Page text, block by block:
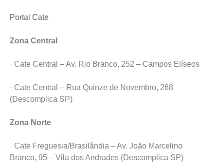
Portal Cate
Zona Central
· Cate Central – Av. Rio Branco, 252 – Campos Elíseos
· Cate Central – Rua Quinze de Novembro, 268
(Descomplica SP)
Zona Norte
· Cate Freguesia/Brasilândia – Av. João Marcelino
Branco, 95 – Vila dos Andrades (Descomplica SP)